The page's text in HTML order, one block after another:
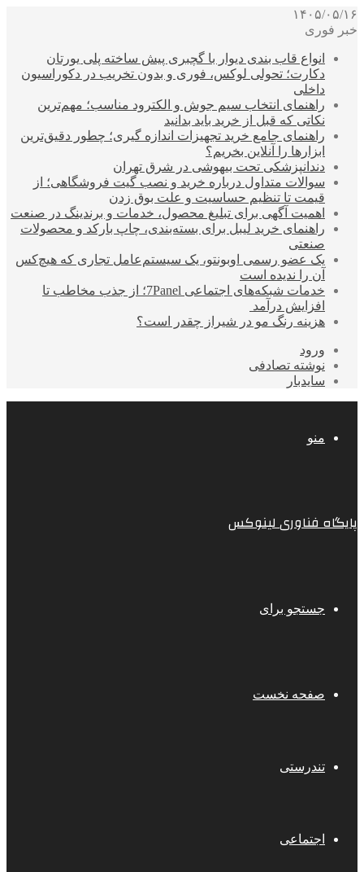
۱۴۰۵/۰۵/۱۶
خبر فوری
انواع قاب بندی دیوار با گچبری پیش ساخته پلی یورتان
دکارت؛ تحولی لوکس، فوری و بدون تخریب در دکوراسیون
داخلی
راهنمای انتخاب سیم جوش و الکترود مناسب؛ مهم‌ترین
نکاتی که قبل از خرید باید بدانید
راهنمای جامع خرید تجهیزات اندازه گیری؛ چطور دقیق‌ترین
ابزارها را آنلاین بخریم؟
دندانپزشکی تحت بیهوشی در شرق تهران
سوالات متداول درباره خرید و نصب گیت فروشگاهی؛ از
قیمت تا تنظیم حساسیت و علت بوق زدن
اهمیت آگهی برای تبلیغ محصول، خدمات و برندینگ در صنعت
راهنمای خرید لیبل برای بسته‌بندی، چاپ بارکد و محصولات
صنعتی
یک عضو رسمی اوبونتو، یک سیستم‌عامل تجاری که هیچ‌کس
آن را ندیده است
خدمات شبکه‌های اجتماعی 7Panel؛ از جذب مخاطب تا
افزایش درآمد
هزینه رنگ مو در شیراز چقدر است؟
ورود
نوشته تصادفی
سایدبار
منو
پایگاه فناوری لینوکس
جستجو برای
صفحه نخست
تندرستی
اجتماعی